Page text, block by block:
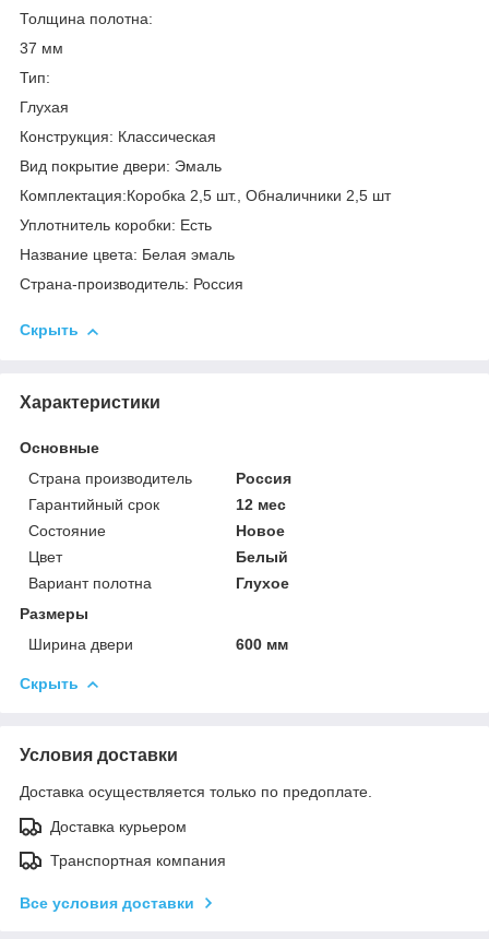
Толщина полотна:
37 мм
Тип:
Глухая
Конструкция: Классическая
Вид покрытие двери: Эмаль
Комплектация:Коробка 2,5 шт., Обналичники 2,5 шт
Уплотнитель коробки: Есть
Название цвета: Белая эмаль
Страна-производитель: Россия
Скрыть
Характеристики
Основные
Страна производитель
Россия
Гарантийный срок
12 мес
Состояние
Новое
Цвет
Белый
Вариант полотна
Глухое
Размеры
Ширина двери
600 мм
Скрыть
Условия доставки
Доставка осуществляется только по предоплате.
Доставка курьером
Транспортная компания
Все условия доставки